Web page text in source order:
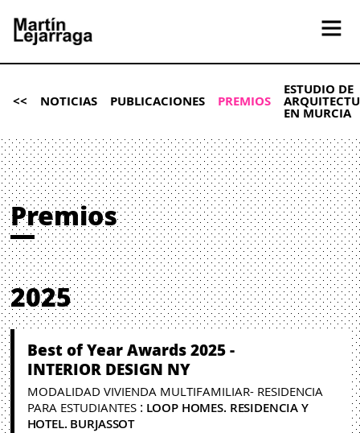
<< NOTICIAS PUBLICACIONES PREMIOS
ESTUDIO DE
EN MURCIA
Premios
2025
Best of Year Awards 2025 -
INTERIOR DESIGN NY
MODALIDAD VIVIENDA MULTIFAMILIAR- RESIDENCIA
PARA ESTUDIANTES: LOOP HOMES. RESIDENCIA Y
HOTEL. BURJASSOT